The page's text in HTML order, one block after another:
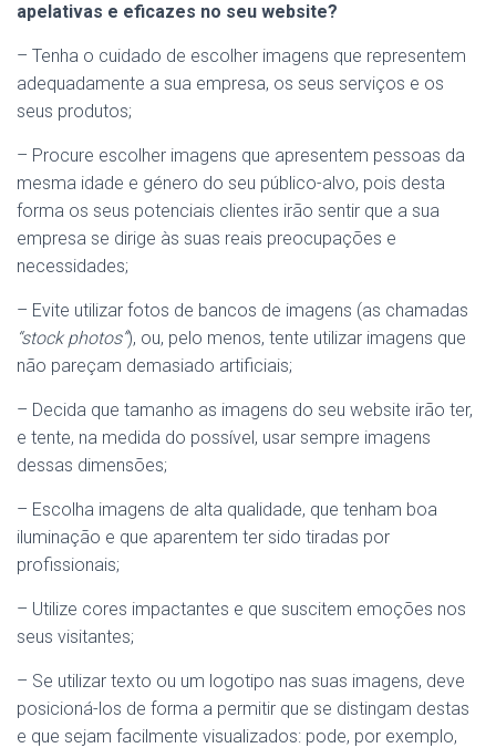
apelativas e eficazes no seu website?
– Tenha o cuidado de escolher imagens que representem
adequadamente a sua empresa, os seus serviços e os
seus produtos;
– Procure escolher imagens que apresentem pessoas da
mesma idade e género do seu público-alvo, pois desta
forma os seus potenciais clientes irão sentir que a sua
empresa se dirige às suas reais preocupações e
necessidades;
– Evite utilizar fotos de bancos de imagens (as chamadas
“stock photos”), ou, pelo menos, tente utilizar imagens que
não pareçam demasiado artificiais;
– Decida que tamanho as imagens do seu website irão ter,
e tente, na medida do possível, usar sempre imagens
dessas dimensões;
– Escolha imagens de alta qualidade, que tenham boa
iluminação e que aparentem ter sido tiradas por
profissionais;
– Utilize cores impactantes e que suscitem emoções nos
seus visitantes;
– Se utilizar texto ou um logotipo nas suas imagens, deve
posicioná-los de forma a permitir que se distingam destas
e que sejam facilmente visualizados: pode, por exemplo,